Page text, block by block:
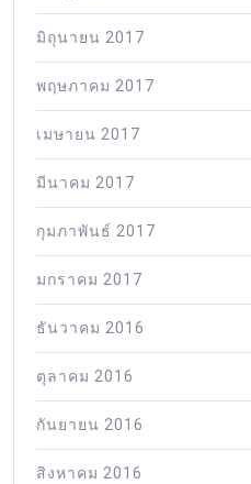
มิถุนายน 2017
พฤษภาคม 2017
เมษายน 2017
มีนาคม 2017
กุมภาพันธ์ 2017
มกราคม 2017
ธันวาคม 2016
ตุลาคม 2016
กันยายน 2016
สิงหาคม 2016